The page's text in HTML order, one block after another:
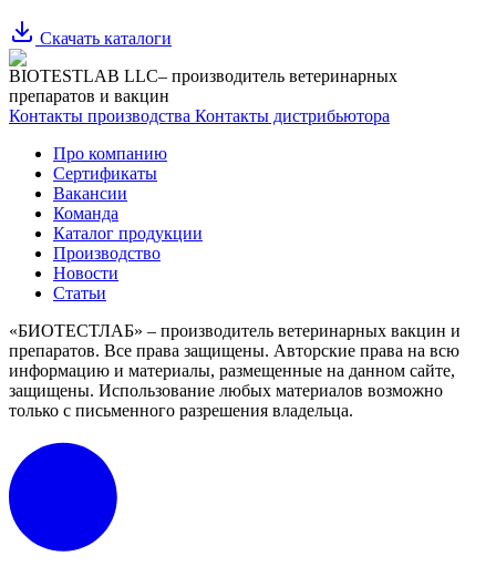
Скачать каталоги
BIOTESTLAB LLC– производитель ветеринарных
препаратов и вакцин
Контакты производства Контакты дистрибьютора
Про компанию
Сертификаты
Вакансии
Команда
Каталог продукции
Производство
Новости
Статьи
«БИОТЕСТЛАБ» – производитель ветеринарных вакцин и
препаратов. Все права защищены. Авторские права на всю
информацию и материалы, размещенные на данном сайте,
защищены. Использование любых материалов возможно
только с письменного разрешения владельца.